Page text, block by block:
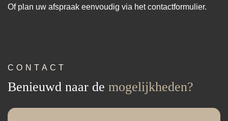
Of plan uw afspraak eenvoudig via het contactformulier.
CONTACT
Benieuwd naar de mogelijkheden?